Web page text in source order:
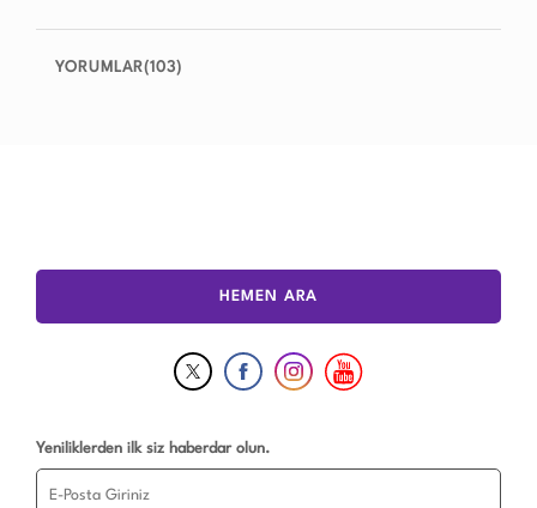
YORUMLAR(103)
HEMEN ARA
Yeniliklerden ilk siz haberdar olun.